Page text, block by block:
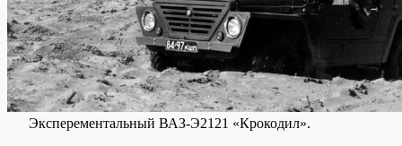
Эксперементальный ВАЗ-Э2121 «Крокодил».